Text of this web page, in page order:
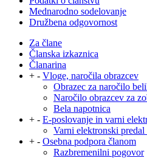
Mednarodno sodelovanje
Družbena odgovornost
Za člane
Članska izkaznica
Članarina
+ - Vloge, naročila obrazcev
Obrazec za naročilo
Naročilo obrazcev za
Bela napotnica
+ - E-poslovanje in varni
Varni elektronski
+ - Osebna podpora članom
Razbremenilni pogovor